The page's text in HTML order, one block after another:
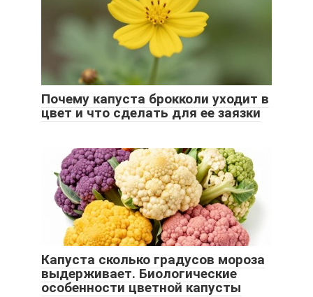
Почему капуста брокколи уходит в
цвет и что сделать для ее заязки
Капуста сколько градусов мороза
выдерживает. Биологические
особенности цветной капусты